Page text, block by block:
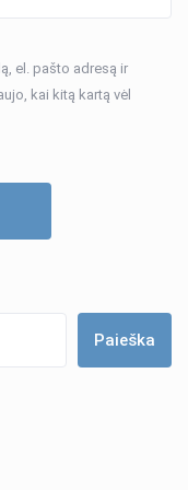
el. pašto adresą ir
kai kitą kartą vėl
Paieška